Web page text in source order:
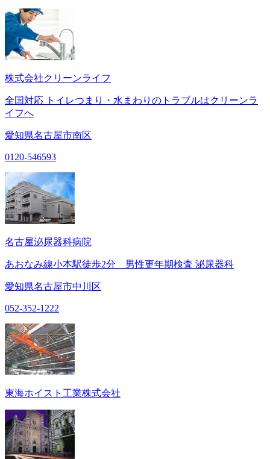
株式会社クリーンライフ
全国対応 トイレつまり・水まわりのトラブルはクリーンラ
イフへ
愛知県名古屋市南区
0120-546593
名古屋泌尿器科病院
あおなみ線小本駅徒歩2分 男性更年期検査 泌尿器科
愛知県名古屋市中川区
052-352-1222
東海ホイスト工業株式会社